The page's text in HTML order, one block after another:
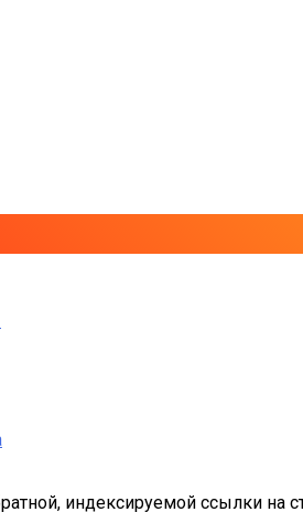
индексируемой ссылки на